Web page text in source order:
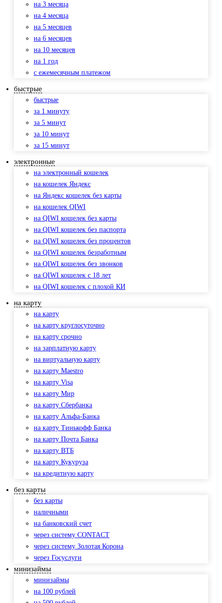
на 3 месяца
на 4 месяца
на 5 месяцев
на 6 месяцев
на 10 месяцев
на 1 год
с ежемесячным платежом
быстрые
быстрые
за 1 минуту
за 5 минут
за 10 минут
за 15 минут
электронные
на электронный кошелек
на кошелек Яндекс
на Яндекс кошелек без карты
на кошелек QIWI
на QIWI кошелек без карты
на QIWI кошелек без паспорта
на QIWI кошелек без процентов
на QIWI кошелек безработным
на QIWI кошелек без звонков
на QIWI кошелек с 18 лет
на QIWI кошелек с плохой КИ
на карту
на карту
на карту круглосуточно
на карту срочно
на зарплатную карту
на виртуальную карту
на карту Maestro
на карту Visa
на карту Мир
на карту Сбербанка
на карту Альфа-Банка
на карту Тинькофф Банка
на карту Почта Банка
на карту ВТБ
на карту Кукуруза
на кредитную карту
без карты
без карты
наличными
на банковский счет
через систему CONTACT
через систему Золотая Корона
через Госуслуги
минизаймы
минизаймы
на 100 рублей